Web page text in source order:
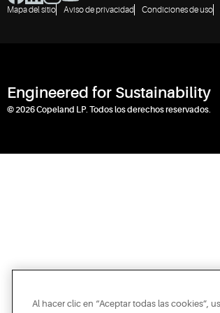
Mapa del sitio Aviso de privacidad Condiciones de uso
Engineered for Sustainability
© 2026 Copeland LP. Todos los derechos reservados.
Al hacer clic en “Aceptar todas las cookies”,